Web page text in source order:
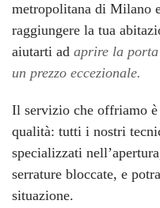
metropolitana di Milano
raggiungere la tua
aiutarti ad aprire la
un prezzo eccezionale.
Il servizio che offriamo è
qualità: tutti i nostri
specializzati
serrature bloccate, e
situazione.